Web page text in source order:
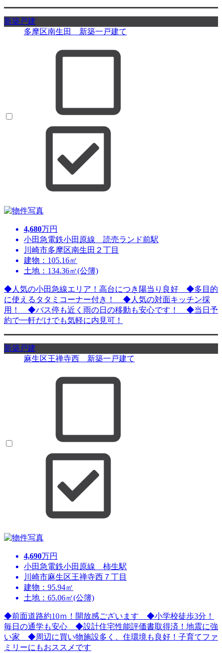
新築戸建
多摩区南生田 新築一戸建て
4,680万円
小田急電鉄小田原線 読売ランド前駅
川崎市多摩区南生田２丁目
建物：105.16㎡
土地：134.36㎡(公簿)
◆人気の小田急線エリア！高台につき陽当り良好 ◆多目的
に使えるタタミコーナー付き！ ◆人気の対面キッチン採
用！ ◆バス停も近く雨の日の移動も安心です！ ◆当日予
約で一軒だけでも気軽に内見可！
新築戸建
麻生区王禅寺西 新築一戸建て
4,690万円
小田急電鉄小田原線 柿生駅
川崎市麻生区王禅寺西７丁目
建物：95.94㎡
土地：65.06㎡(公簿)
◆前面道路約10ｍ！開放感ございます ◆小学校徒歩3分！
毎日の通学も安心 ◆設計住宅性能評価書取得済！地震に強
い家 ◆周辺に買い物施設多く、住環境も良好！子育てファ
ミリーにもおススメです